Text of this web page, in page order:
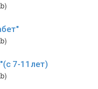
7-11лет)